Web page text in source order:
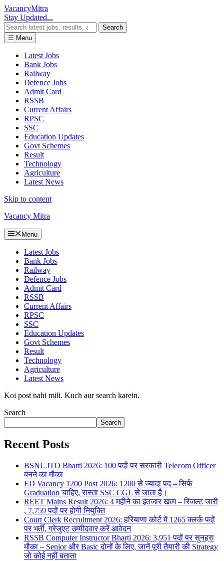
VacancyMitra
Stay Updated...
Search
☰ Menu
Latest Jobs
Bank Jobs
Railway
Defence Jobs
Admit Card
RSSB
Current Affairs
RPSC
SSC
Education Updates
Govt Schemes
Result
Technology
Agriculture
Latest News
Skip to content
Vacancy Mitra
Menu
Latest Jobs
Bank Jobs
Railway
Defence Jobs
Admit Card
RSSB
Current Affairs
RPSC
SSC
Education Updates
Govt Schemes
Result
Technology
Agriculture
Latest News
Koi post nahi mili. Kuch aur search karein.
Search
Search
Recent Posts
BSNL JTO Bharti 2026: 100 पदों पर सरकारी Telecom Officer
बनने का मौका
ED Vacancy 1200 Post 2026: 1200 से ज्यादा पद – सिर्फ
Graduation चाहिए, रास्ता SSC CGL से जाता है।
REET Mains Result 2026: 4 महीने का इंतजार खत्म – रिजल्ट जारी
, 7,759 पदों पर होगी नियुक्ति
Court Clerk Recruitment 2026: हरियाणा कोर्ट में 1265 क्लर्क पदों
पर भर्ती, ग्रेजुएट उम्मीदवार करें आवेदन
RSSB Computer Instructor Bharti 2026: 3,951 पदों पर सुनहरा
मौका – Senior और Basic दोनों के लिए, जानें पूरी तैयारी की Strategy
जो कोई नहीं बताता